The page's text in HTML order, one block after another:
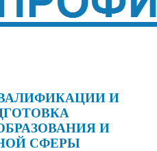
И
И
СФЕРЫ